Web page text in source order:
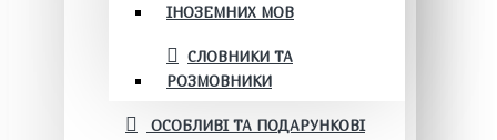
ІНОЗЕМНИХ МОВ
СЛОВНИКИ ТА
РОЗМОВНИКИ
ОСОБЛИВІ ТА ПОДАРУНКОВІ